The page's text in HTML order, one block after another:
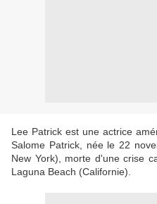
Lee Patrick est une actrice
Salome Patrick, née le 22
New York), morte d'une crise
Laguna Beach (Californie).